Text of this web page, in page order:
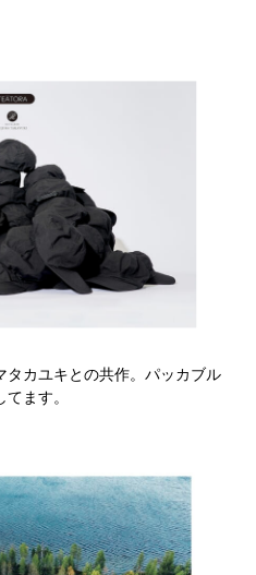
タカユキとの共作。パッカブル
ます。